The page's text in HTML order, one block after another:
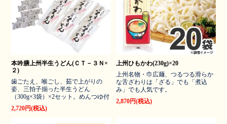
本吟膳上州半生うどん(ＣＴ－３Ｎ×
２)
歯ごたえ、喉ごし、茹で上がりの
姿、三拍子揃った半生うどん
（300g×3袋）×2セット。めんつゆ付
2,720円(税込)
上州ひもかわ(230g)×20
上州名物・巾広麺、つるつる滑らか
な舌ざわりは「ざる」でも「煮込
み」でも人気です。
2,870円(税込)